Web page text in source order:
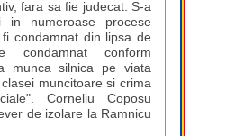
fara sa fie judecat. S-a
in numeroase procese
condamnat din lipsa de
condamnat conform
munca silnica pe viata
muncitoare si crima
Corneliu Coposu
de izolare la Ramnicu